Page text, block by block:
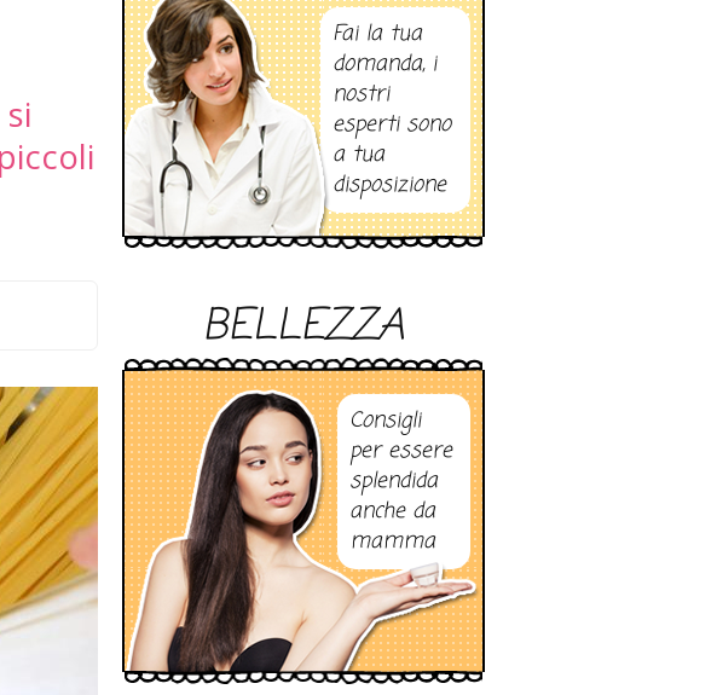
Fai la tua
domanda, i
nostri
esperti sono
a tua
disposizione
BELLEZZA
Consigli
per essere
splendida
anche da
mamma